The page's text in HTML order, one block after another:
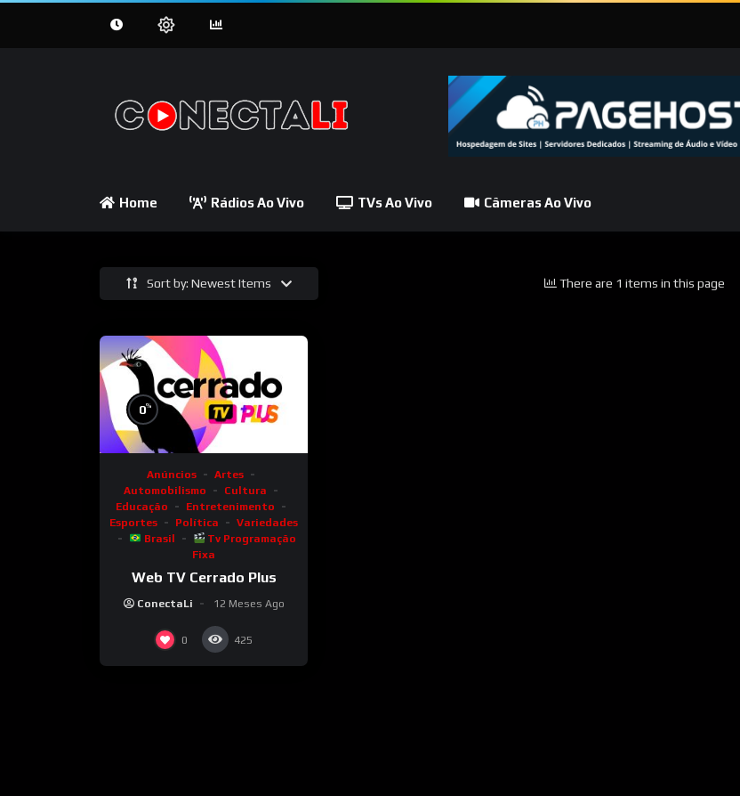
Home Rádios Ao Vivo TVs Ao Vivo Câmeras Ao Vivo
Sort by: Newest Items There are 1 items in this page
0%
Anúncios
Artes
Automobilismo
Cultura
Educação
Entretenimento
Esportes
Política
Variedades
Brasil
Tv Programação
Fixa
Web TV Cerrado Plus
ConectaLi 12 Meses Ago
0 425